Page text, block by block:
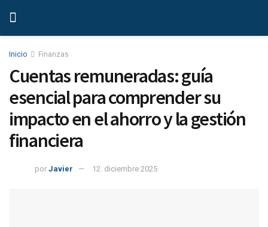
Inicio Finanzas
Cuentas remuneradas: guía
esencial para comprender su
impacto en el ahorro y la gestión
financiera
por Javier 12. diciembre 2025